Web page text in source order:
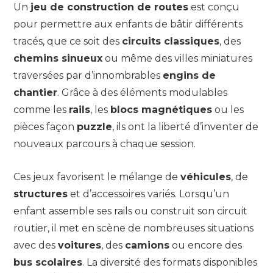
Un jeu de construction de routes est conçu
pour permettre aux enfants de bâtir différents
tracés, que ce soit des circuits classiques, des
chemins sinueux ou même des villes miniatures
traversées par d’innombrables engins de
chantier. Grâce à des éléments modulables
comme les rails, les blocs magnétiques ou les
pièces façon puzzle, ils ont la liberté d’inventer de
nouveaux parcours à chaque session.
Ces jeux favorisent le mélange de véhicules, de
structures et d’accessoires variés. Lorsqu’un
enfant assemble ses rails ou construit son circuit
routier, il met en scène de nombreuses situations
avec des voitures, des camions ou encore des
bus scolaires. La diversité des formats disponibles